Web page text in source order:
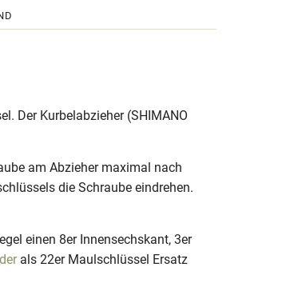
Der Kurbelabzieher (SHIMANO
am Abzieher maximal nach
die Schraube eindrehen.
einen 8er Innensechskant, 3er
als 22er Maulschlüssel Ersatz